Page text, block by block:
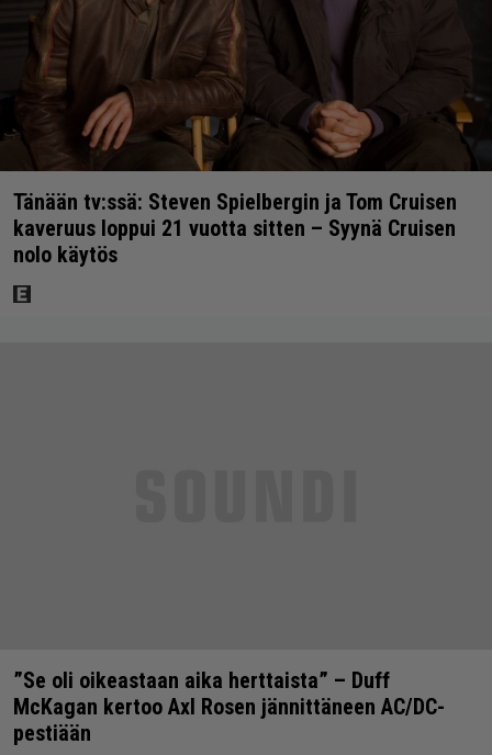
Tänään tv:ssä: Steven Spielbergin ja Tom Cruisen
kaveruus loppui 21 vuotta sitten – Syynä Cruisen
nolo käytös
”Se oli oikeastaan aika herttaista” – Duff
McKagan kertoo Axl Rosen jännittäneen AC/DC-
pestiään